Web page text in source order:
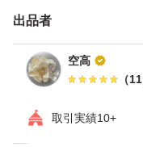
出品者
空高
（11
取引実績10+